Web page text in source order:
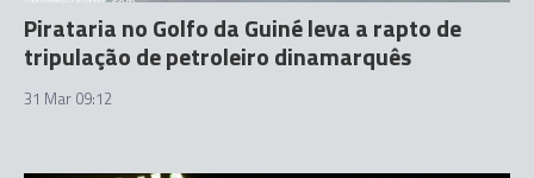
Pirataria no Golfo da Guiné leva a rapto de
tripulação de petroleiro dinamarquês
31 Mar 09:12